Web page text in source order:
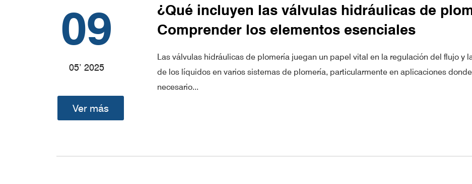
09
05’ 2025
¿Qué incluyen las válvulas hidráulicas de
Comprender los elementos esenciales
Las válvulas hidráulicas de plomería juegan un papel vital en la regulación del flujo y
de los líquidos en varios sistemas de plomería, particularmente en aplicaciones
necesario...
Ver más